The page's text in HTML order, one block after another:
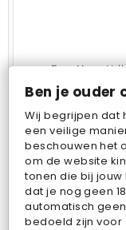
Ben je ouder
Wij begrijpen dat
een veilige
beschouwen het
om de website
tonen die bij
dat je nog geen
automatisch
bedoeld zijn
Farm Merge
Pop Fruit